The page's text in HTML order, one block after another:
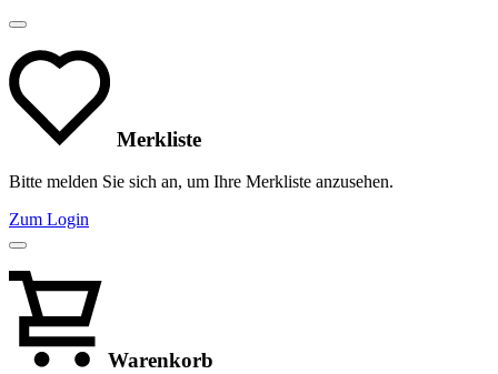
Merkliste
Bitte melden Sie sich an, um Ihre Merkliste anzusehen.
Zum Login
Warenkorb